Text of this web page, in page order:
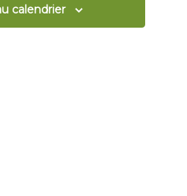
calendrier